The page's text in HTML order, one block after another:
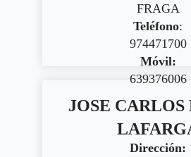
FRAGA
Teléfono:
974471700
Móvil:
639376006
JOSE CARLOS
Dirección: